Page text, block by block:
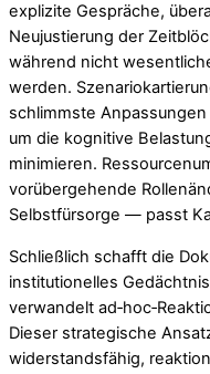
explizite Gespräche,
Neujustierung der
während nicht
werden.
schlimmste
um die kognitive
minimieren.
vorübergehende
Selbstfürsorge — passt
Schließlich schafft die
institutionelles
verwandelt
Dieser strategische
widerstandsfähig,